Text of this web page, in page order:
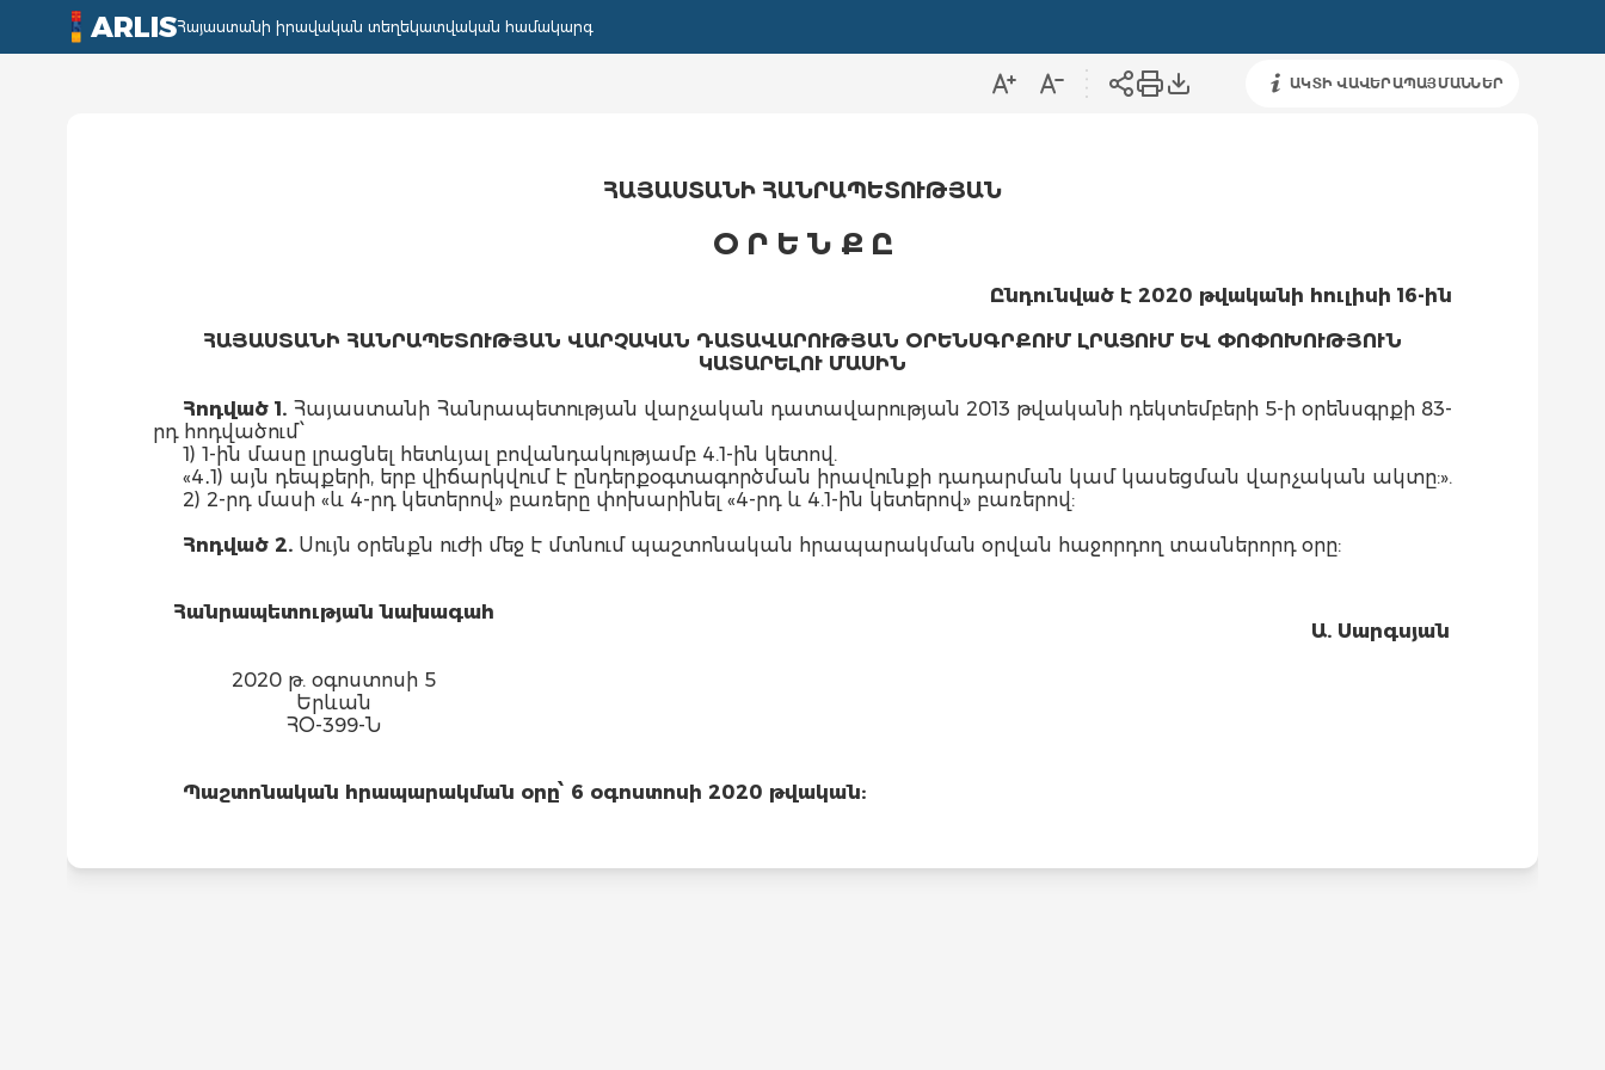
ARLISՀայաստանի իրավական տեղեկատվական համակարգ
ԱԿՏԻ ՎԱՎԵՐԱՊԱՅՄԱՆՆԵՐ
ՀԱՅԱՍՏԱՆԻ ՀԱՆՐԱՊԵՏՈՒԹՅԱՆ
Օ Ր Ե Ն Ք Ը
Ընդունված է 2020 թվականի հուլիսի 16-ին
ՀԱՅԱՍՏԱՆԻ ՀԱՆՐԱՊԵՏՈՒԹՅԱՆ ՎԱՐՉԱԿԱՆ ԴԱՏԱՎԱՐՈՒԹՅԱՆ ՕՐԵՆՍԳՐՔՈՒՄ ԼՐԱՑՈՒՄ ԵՎ ՓՈՓՈԽՈՒԹՅՈՒՆ
ԿԱՏԱՐԵԼՈՒ ՄԱՍԻՆ
Հոդված 1. Հայաստանի Հանրապետության վարչական դատավարության 2013 թվականի դեկտեմբերի 5-ի օրենսգրքի 83-
րդ հոդվածում՝
1) 1-ին մասը լրացնել հետևյալ բովանդակությամբ 4.1-ին կետով.
«4․1) այն դեպքերի, երբ վիճարկվում է ընդերքօգտագործման իրավունքի դադարման կամ կասեցման վարչական ակտը:».
2) 2-րդ մասի «և 4-րդ կետերով» բառերը փոխարինել «4-րդ և 4.1-ին կետերով» բառերով:
Հոդված 2. Սույն օրենքն ուժի մեջ է մտնում պաշտոնական հրապարակման օրվան հաջորդող տասներորդ օրը:
Հանրապետության նախագահ
Ա. Սարգսյան
2020 թ. օգոստոսի 5
Երևան
ՀՕ-399-Ն
Պաշտոնական հրապարակման օրը՝ 6 օգոստոսի 2020 թվական: